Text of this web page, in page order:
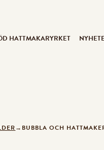
HATTMAKARYRKET
→ BUBBLA OCH